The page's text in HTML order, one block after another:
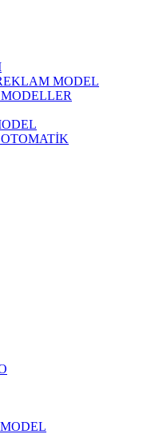
MODEL